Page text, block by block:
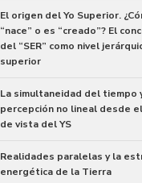
El origen del Yo Superior.
“nace” o es “creado”? El
del “SER” como nivel
superior
La simultaneidad del tiempo
percepción no lineal desde
de vista del YS
Realidades paralelas y la
energética de la Tierra